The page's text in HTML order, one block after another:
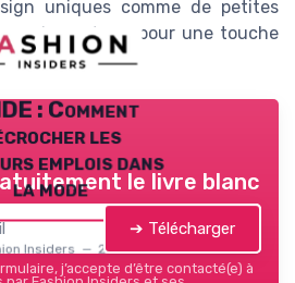
uniques comme de petites
de couleurs
pour une touche
: Comment
les
emplois dans
la mode
Insiders — 2026
le livre blanc
➔ Télécharger
j’accepte d’être contacté(e) à